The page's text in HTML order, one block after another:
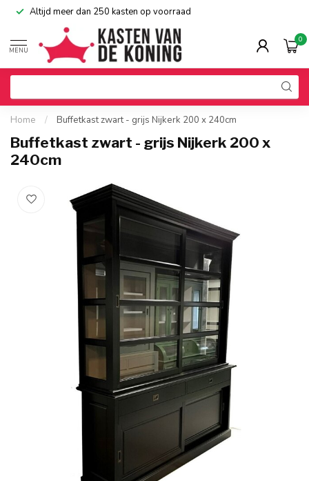
Altijd meer dan 250 kasten op voorraad
MENU
0
Home / Buffetkast zwart - grijs Nijkerk 200 x 240cm
Buffetkast zwart - grijs Nijkerk 200 x
240cm